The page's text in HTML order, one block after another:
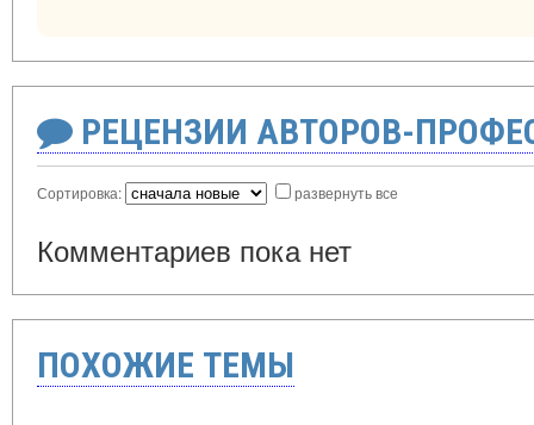
РЕЦЕНЗИИ АВТОРОВ-
Сортировка: развернуть все
Комментариев пока нет
ПОХОЖИЕ ТЕМЫ